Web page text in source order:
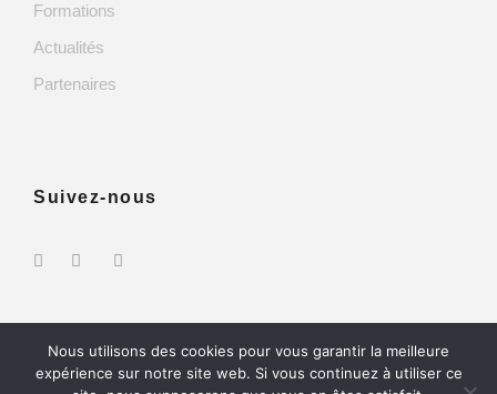
Formations
Actualités
Partenaires
Suivez-nous
Nous utilisons des cookies pour vous garantir la meilleure
expérience sur notre site web. Si vous continuez à utiliser ce